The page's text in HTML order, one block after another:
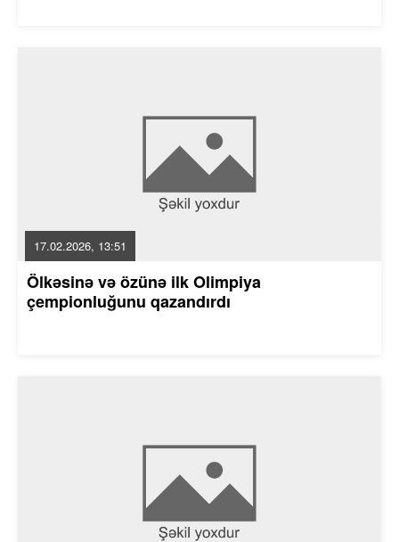
17.02.2026, 13:51
Ölkəsinə və özünə ilk Olimpiya
çempionluğunu qazandırdı